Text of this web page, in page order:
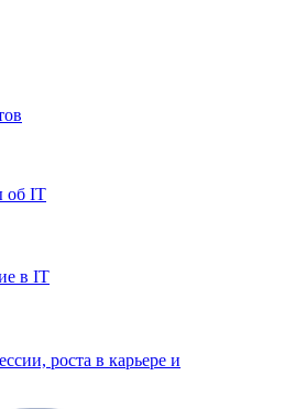
об IT
в IT
роста в карьере и